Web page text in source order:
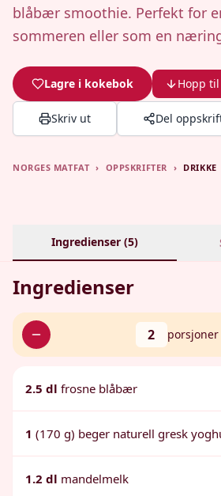
blåbær smoothie. Perfekt for
sommeren eller som en
Lagre i kokebok Hopp
Skriv ut Del
NORGES MATFAT › OPPSKRIFTER › DRIKKE
Ingredienser (5)
Ingredienser
2 porsjoner
2.5 dl frosne blåbær
1 (170 g) beger naturell gresk
1.2 dl mandelmelk